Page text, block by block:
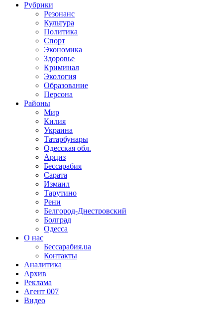
Рубрики
Резонанс
Культура
Политика
Спорт
Экономика
Здоровье
Криминал
Экология
Образование
Персона
Районы
Мир
Килия
Украина
Татарбунары
Одесская обл.
Арциз
Бессарабия
Сарата
Измаил
Тарутино
Рени
Белгород-Днестровский
Болград
Одесса
О нас
Бессарабия.ua
Контакты
Аналитика
Архив
Реклама
Агент 007
Видео